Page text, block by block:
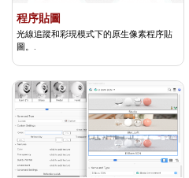
程序貼圖
光線追蹤和彩現模式下的原生像素程序貼
圖。.